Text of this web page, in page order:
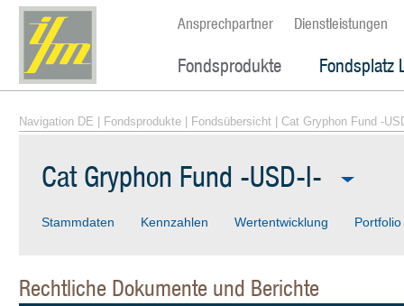
Ansprechpartner Dienstleistungen
Fondsprodukte Fondsplatz
Navigation DE Fondsprodukte Fondsübersicht | Cat Gryphon Fund -
Cat Gryphon Fund -USD-I-
Stammdaten Kennzahlen Wertentwicklung Portfolio
Rechtliche Dokumente und Berichte